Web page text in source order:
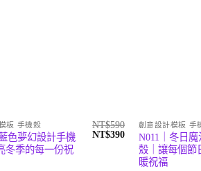
板 手機殼
色夢幻設計手機
冬季的每一份祝
NT$590
原
NT$390目
格：
創意設計模板 手
N011｜冬日
殼｜讓每個節
暖祝福